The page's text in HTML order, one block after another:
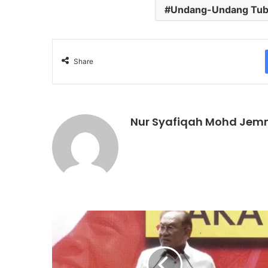
Undang-Undang
Share
Nur Syafiqah Mohd
w